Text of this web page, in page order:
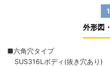
1
外形図
■六角穴タイプ
SUS316Lボディ(抜き穴あり)